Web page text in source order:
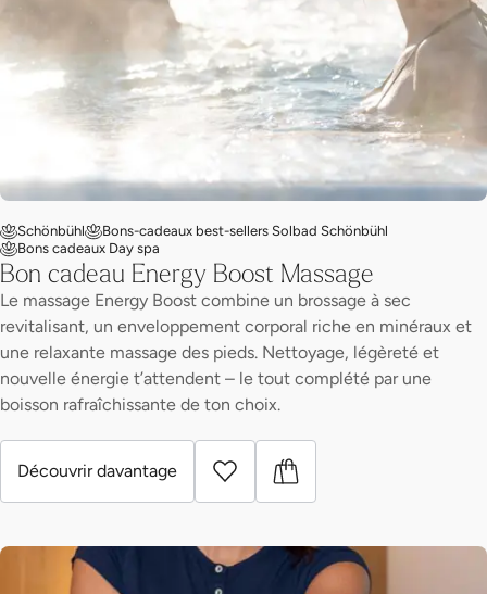
Schönbühl
Bons-cadeaux best-sellers Solbad Schönbühl
Bons cadeaux Day spa
Bon cadeau Energy Boost Massage
Le massage Energy Boost combine un brossage à sec
revitalisant, un enveloppement corporal riche en minéraux et
une relaxante massage des pieds. Nettoyage, légèreté et
nouvelle énergie t’attendent – le tout complété par une
boisson rafraîchissante de ton choix.
Découvrir davantage